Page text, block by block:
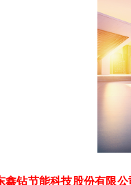
鑫钻节能科技股份有限公